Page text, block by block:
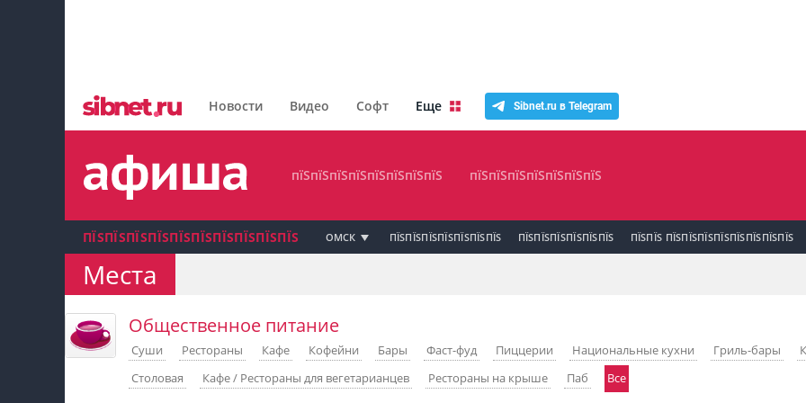
Новости Видео Софт Еще Sibnet.ru в Telegram
пїЅпїЅпїЅпїЅпїЅпїЅпїЅпїЅ
пїЅпїЅпїЅпїЅпїЅпїЅпїЅ
пїЅпїЅпїЅ пїЅпїЅпїЅпїЅпїЅпїЅпїЅ пїЅпїЅ
пїЅпїЅпїЅпїЅпїЅ
пїЅпїЅпїЅ пїЅпїЅпїЅпїЅпїЅпїЅпїЅ
пїЅпїЅпїЅпїЅпїЅпїЅпїЅпїЅ пїЅпїЅпїЅпїЅпїЅпїЅпїЅ
ПЇЅПЇЅПЇЅПЇЅПЇЅПЇЅПЇЅПЇЅПЇЅПЇЅ ОМСК ПЇЅПЇЅПЇЅПЇЅПЇЅПЇЅПЇЅ ПЇЅПЇЅПЇЅПЇЅПЇЅПЇЅ ПЇЅПЇЅ ПЇЅПЇЅПЇЅПЇЅПЇЅПЇЅПЇЅПЇЅ
Места
Общественное питание
Суши Рестораны Кафе Кофейни Бары Фаст-фуд Пиццерии Национальные кухни Гриль-бары
Столовая
Кафе / Рестораны для вегетарианцев Рестораны на крыше Паб Все